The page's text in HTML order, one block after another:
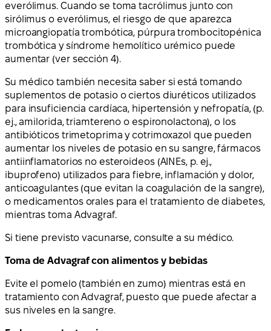
everólimus. Cuando se toma tacrólimus junto con
sirólimus o everólimus, el riesgo de que aparezca
microangiopatía trombótica, púrpura trombocitopénica
trombótica y síndrome hemolítico urémico puede
aumentar (ver sección 4).
Su médico también necesita saber si está tomando
suplementos de potasio o ciertos diuréticos utilizados
para insuficiencia cardíaca, hipertensión y nefropatía, (p.
ej., amilorida, triamtereno o espironolactona), o los
antibióticos trimetoprima y cotrimoxazol que pueden
aumentar los niveles de potasio en su sangre, fármacos
antiinflamatorios no esteroideos (AINEs, p. ej.,
ibuprofeno) utilizados para fiebre, inflamación y dolor,
anticoagulantes (que evitan la coagulación de la sangre),
o medicamentos orales para el tratamiento de diabetes,
mientras toma Advagraf.
Si tiene previsto vacunarse, consulte a su médico.
Toma de Advagraf con alimentos y bebidas
Evite el pomelo (también en zumo) mientras está en
tratamiento con Advagraf, puesto que puede afectar a
sus niveles en la sangre.